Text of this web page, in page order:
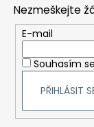
Nezmeškejte
E-mail
Souhasím
PŘIHLÁSIT